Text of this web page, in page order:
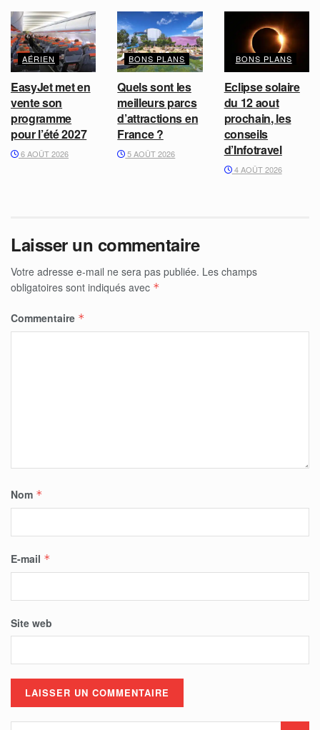
AÉRIEN
EasyJet met en
vente son
programme
pour l’été 2027
6 AOÛT 2026
BONS PLANS
Quels sont les
meilleurs parcs
d’attractions en
France ?
5 AOÛT 2026
BONS PLANS
Eclipse solaire
du 12 aout
prochain, les
conseils
d’Infotravel
4 AOÛT 2026
Laisser un commentaire
Votre adresse e-mail ne sera pas publiée. Les champs
obligatoires sont indiqués avec *
Commentaire *
Nom *
E-mail *
Site web